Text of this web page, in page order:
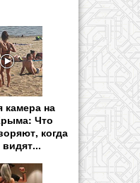
камера на
Что
когда
видят...